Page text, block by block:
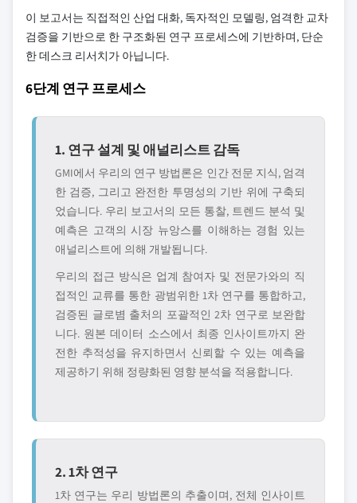
이 보고서는 직접적인 산업 대화, 독자적인 모델링, 엄격한 교차
검증을 기반으로 한 구조화된 연구 프로세스에 기반하며, 단순
한 데스크 리서치가 아닙니다.
6단계 연구 프로세스
1. 연구 설계 및 애널리스트 감독
GMI에서 우리의 연구 방법론은 인간 전문 지식, 엄격
한 검증, 그리고 완전한 투명성의 기반 위에 구축되
었습니다. 우리 보고서의 모든 통찰, 트렌드 분석 및
예측은 고객의 시장 뉴앙스를 이해하는 경험 있는
애널리스트에 의해 개발됩니다.
우리의 접근 방식은 업계 참여자 및 전문가와의 직
접적인 교류를 통한 광범위한 1차 연구를 통합하고,
검증된 글로볌 출처의 포괄적인 2차 연구로 보완합
니다. 원본 데이터 소스에서 최종 인사이트까지 완
전한 추적성을 유지하면서 신뢰할 수 있는 예측을
제공하기 위해 정량화된 영향 분석을 적용합니다.
2. 1차 연구
1차 연구는 우리 방법론의 추출이며, 전체 인사이트